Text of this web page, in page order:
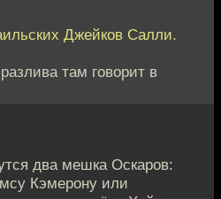
Джейков Салли.
там говорит в
два мешка Оскаров:
Кэмерону или